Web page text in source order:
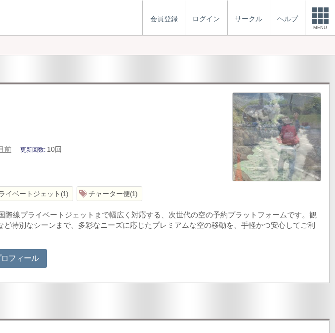
会員登録 ログイン サークル ヘルプ
MENU
前 更新回数 10回
イベートジェット 1 チャーター便 1
際線プライベートジェットまで幅広く対応する、次世代の空の予約プラットフォームです。観
特別なシーンまで、多彩なニーズに応じたプレミアムな空の移動を、手軽かつ安心してご利
ロフィール